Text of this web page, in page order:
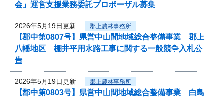
会」運営支援業務委託プロポーザル募集
2026年5月19日更新 郡上農林事務所
【郡中第0807号】県営中山間地域総合整備事業 郡上
八幡地区 棚井平用水路工事に関する一般競争入札公
告
2026年5月19日更新 郡上農林事務所
【郡中第0803号】県営中山間地域総合整備事業 白鳥